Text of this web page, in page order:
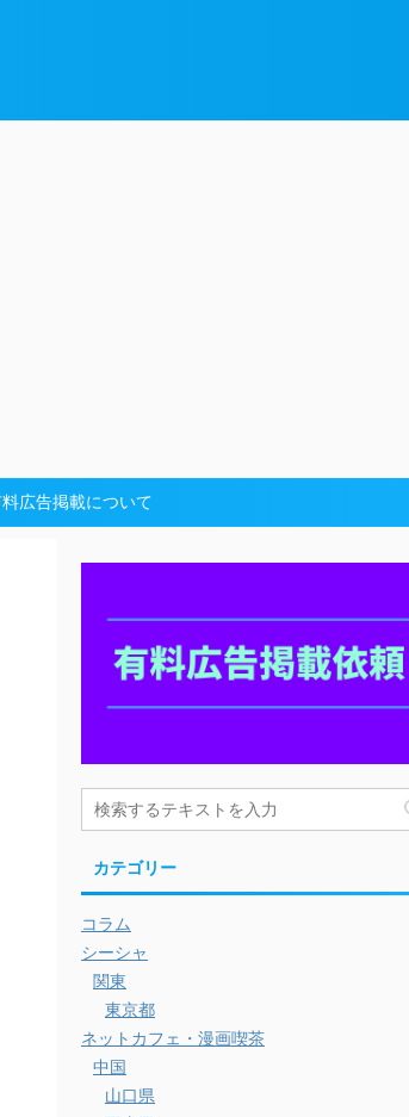
広告掲載について
カテゴリー
コラム
シーシャ
関東
東京都
ネットカフェ・漫画喫茶
中国
山口県